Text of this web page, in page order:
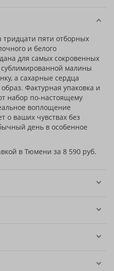
пяти отборных
и белого
для самых сокровенных
малины
а сахарные сердца
Фактурная упаковка и
набор по-настоящему
воплощение
о ваших чувствах без
день в особенное
в Тюмени за 8 590 руб.